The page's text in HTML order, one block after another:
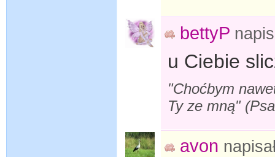
bettyP
u Ciebie
"Choćbym
Ty ze mną"
avon